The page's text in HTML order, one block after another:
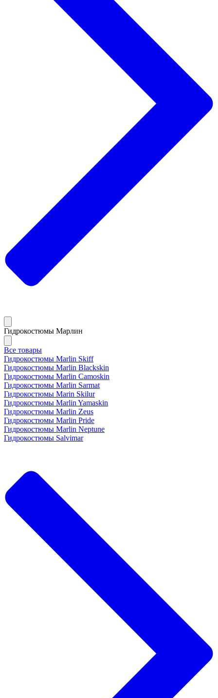
Гидрокостюмы Марлин
Все товары
Гидрокостюмы Marlin Skiff
Гидрокостюмы Marlin Blackskin
Гидрокостюмы Marlin Camoskin
Гидрокостюмы Marlin Sarmat
Гидрокостюмы Marin Skilur
Гидрокостюмы Marlin Yamaskin
Гидрокостюмы Marlin Zeus
Гидрокостюмы Marlin Pride
Гидрокостюмы Marlin Neptune
Гидрокостюмы Salvimar